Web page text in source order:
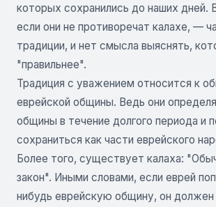
которых сохранились до наших дней.
если они не противоречат калахе, —
традиции, и нет смысла выяснять,
"правильнее".
Традиция с уважением относится к
еврейской общины. Ведь они
общины в течение долгого периода и
сохраниться как части еврейского
Более того, существует калаха:
закон". Иными словами, если еврей
нибудь еврейскую общину, он